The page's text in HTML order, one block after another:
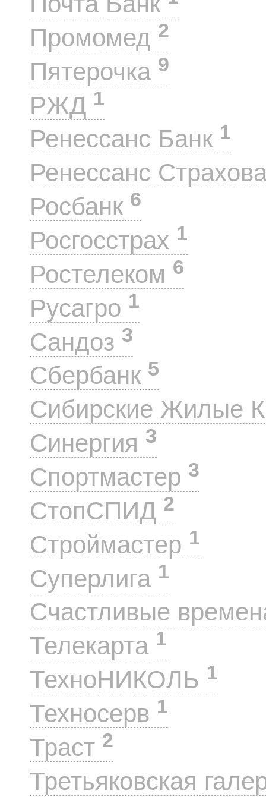
Промомед 2
Пятерочка 9
РЖД 1
Ренессанс Банк 1
Ренессанс
Росбанк 6
Росгосстрах 1
Ростелеком 6
Русагро 1
Сандоз 3
Сбербанк 5
Сибирские Жилые
Синергия 3
Спортмастер 3
СтопСПИД 2
Строймастер 1
Суперлига 1
Счастливые
Телекарта 1
ТехноНИКОЛЬ 1
Техносерв 1
Траст 2
Третьяковская